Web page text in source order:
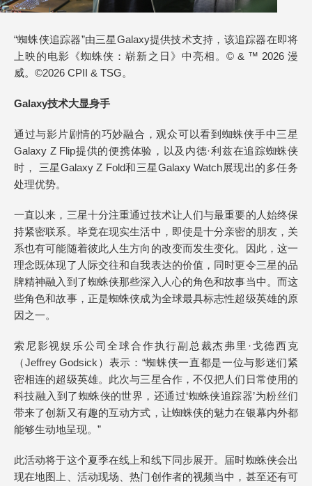
“蜘蛛侠追踪器”由三星Galaxy提供技术支持，该追踪器在即将
上映的电影《蜘蛛侠：崭新之日》中亮相。© & ™ 2026 漫
威。©2026 CPII & TSG。
Galaxy技术大显身手
通过与影片剧情的巧妙融合，观众可以看到蜘蛛侠手中三星
Galaxy Z Flip提供的便携体验，以及内德·利兹在追踪蜘蛛侠
时， 三星Galaxy Z Fold和三星Galaxy Watch展现出的多任务
处理优势。
一直以来，三星十分注重通过技术让人们与最重要的人始终保
持紧密联系。毕竟在现实生活中，即使是十分亲密的朋友，关
系也有可能随着彼此人生方向的改变而发生变化。因此，这一
理念既体现了人际交往和自我表达的价值，同时更令三星的品
牌精神融入到了蜘蛛侠那些深入人心的角色和故事当中。而这
些角色和故事，正是蜘蛛侠成为全球最具标志性超级英雄的原
因之一。
索尼影视娱乐公司全球合作执行副总裁杰弗里·戈德西克
（Jeffrey Godsick）表示：“蜘蛛侠一直都是一位与影迷们紧
密相连的超级英雄。此次与三星合作，不仅把人们日常使用的
科技融入到了蜘蛛侠的世界，还通过‘蜘蛛侠追踪器’为粉丝们
带来了创新又有趣的互动方式，让蜘蛛侠的魅力在银幕内外都
能够生动地呈现。”
此活动将于这个夏季在线上和线下同步展开。届时蜘蛛侠会出
现在地图上、活动现场、热门创作者的视频当中，甚至还有可